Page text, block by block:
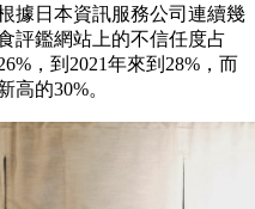
據日本資訊服務公司連續幾
評鑑網站上的不信任度占
，到2021年來到28%，而
高的30%。